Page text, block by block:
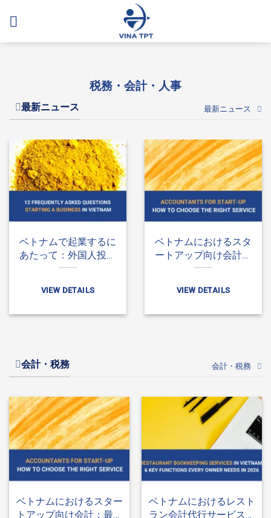
税務・会計・人事
最新ニュース 最新ニュース
ベトナムで起業するに
あたって：外国人投資
家からよく寄せられる
VIEW DETAILS
ベトナムにおけるスタ
ートアップ向け会計：
最適な会計サービスを
VIEW DETAILS
会計・税務 会計・税務
ベトナムにおけるスター
トアップ向け会計：最適
ベトナムにおけるレスト
ラン会計代行サービス：